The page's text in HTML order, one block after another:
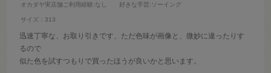
オカダヤ実店舗ご利用経験:なし 好きな手芸:ソーイング
サイズ：313
迅速丁寧な、お取り引きです、ただ色味が画像と、微妙に違ったりす
るので
似た色を試すつもりで買ったほうが良いかと思います。